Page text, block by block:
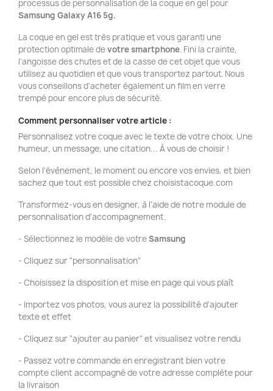
processus de personnalisation de la coque en gel pour
Samsung Galaxy A16 5g.
La coque en gel est très pratique et vous garanti une
protection optimale devotre smartphone. Fini la crainte,
l'angoisse des chutes et de la casse de cet objet que vous
utilisez au quotidien et que vous transportez partout. Nous
vous conseillons d'acheter également un film en verre
trempé pour encore plus de sécurité.
Comment personnaliser votre article :
Personnalisez votre coque avec le texte de votre choix. Une
humeur, un message, une citation... À vous de choisir !
Selon l'évènement, le moment ou encore vos envies, et bien
sachez que tout est possible chez choisistacoque.com
Transformez-vous en designer, à l'aide de notre module de
personnalisation d'accompagnement.
- Sélectionnez le modèle de votreSamsung
- Cliquez sur "personnalisation"
- Choisissez la disposition et mise en page qui vous plaît
- Importez vos photos, vous aurez la possibilité d'ajouter
texte et effet
- Cliquez sur "ajouter au panier" et visualisez votre rendu
- Passez votre commande en enregistrant bien votre
compte client accompagné de votre adresse complète pour
la livraison